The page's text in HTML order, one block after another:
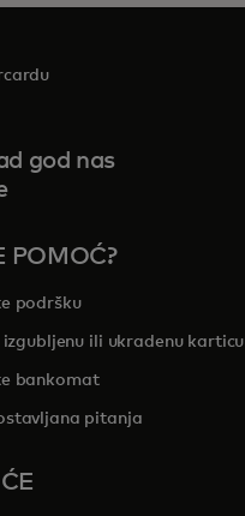
god nas
POMOĆ?
podršku
izgubljenu ili ukradenu karticu
bankomat
pitanja